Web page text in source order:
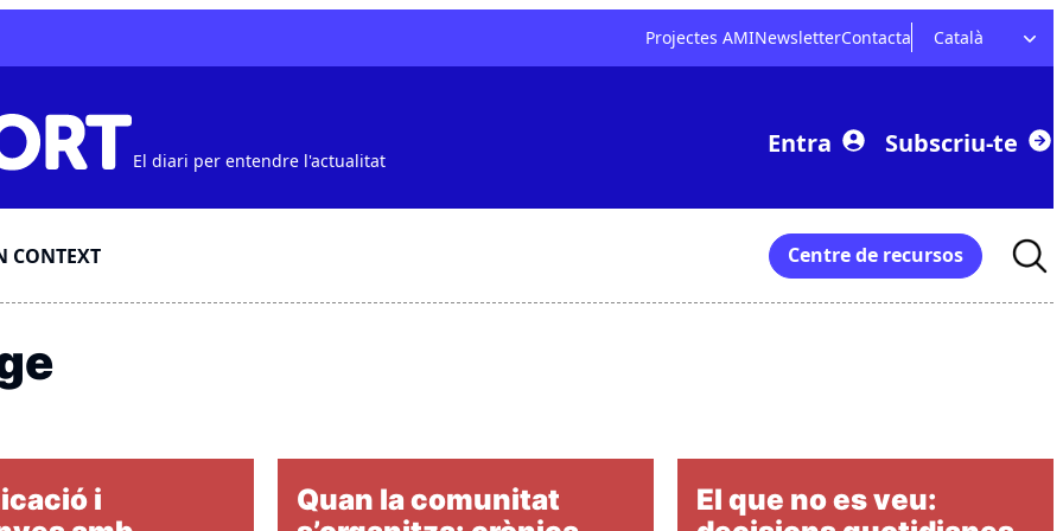
Projectes AMINewsletterContacta Català
El diari per entendre l'actualitat
Entra Subscriu-te
CONTEXT Centre de recursos
for:
i
Quan la comunitat
El que no es veu: